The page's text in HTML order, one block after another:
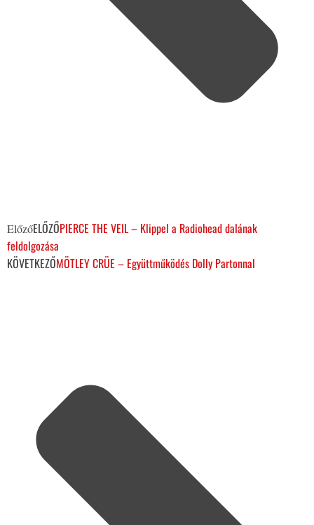
ElőzőELŐZŐPIERCE THE VEIL – Klippel a Radiohead dalának
feldolgozása
KÖVETKEZŐMÖTLEY CRÜE – Együttműködés Dolly Partonnal